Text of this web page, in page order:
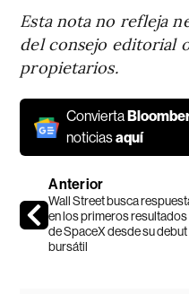
Esta nota no refleja
del consejo editorial
propietarios.
Convierta
noticiasaquí
Anterior
Wall Street busca
en los primeros resultados
de SpaceX desde su debut
bursátil